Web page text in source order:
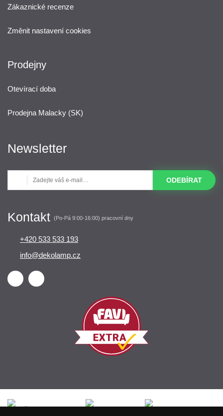
Zákaznické recenze
Změnit nastavení cookies
Prodejny
Otevírací doba
Prodejna Malacky (SK)
Newsletter
ODEBÍRAT
Kontakt (Po-Pá 9:00-16:00) pracovní dny
+420 533 533 193
info@dekolamp.cz